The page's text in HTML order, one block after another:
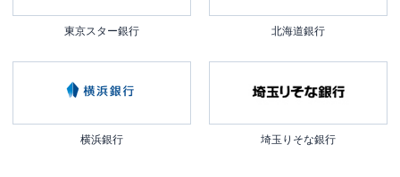
東京スター銀行 北海道銀行
横浜銀行 埼玉りそな銀行